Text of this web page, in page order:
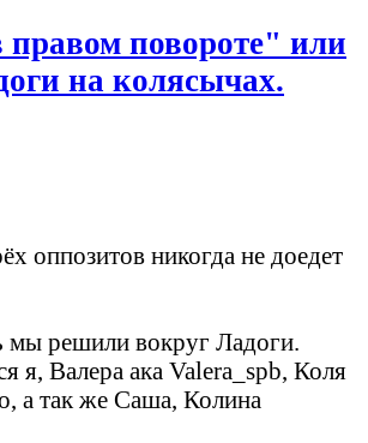
повороте" или
на колясычах.
оппозитов никогда не доедет
мы решили вокруг Ладоги.
я, Валера ака Valera_spb, Коля
а так же Саша, Колина